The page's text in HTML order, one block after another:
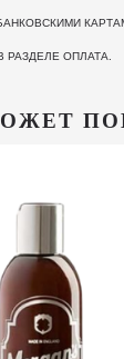
ОПЛАТА.